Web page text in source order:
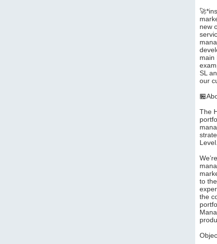
new
main
SL
our
The
to
the